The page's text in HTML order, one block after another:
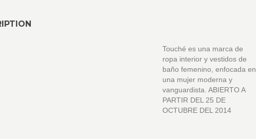
Touché es una marca de
ropa interior y vestidos de
baño femenino, enfocada en
una mujer moderna y
vanguardista. ABIERTO A
PARTIR DEL 25 DE
OCTUBRE DEL 2014